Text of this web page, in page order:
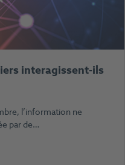
interagissent-ils
l’information ne
par de…